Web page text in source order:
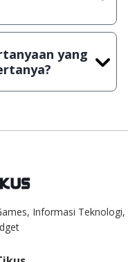
yang ada di
sebesar ribuan
waktu yang
yang
pertanyaan yang
Informasi Teknologi,